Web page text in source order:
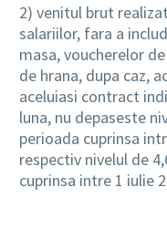
2) venitul brut
salariilor, fara a
masa, voucherelor
de hrana, dupa caz,
aceluiasi contract
luna, nu depaseste
perioada cuprinsa
respectiv nivelul de
cuprinsa intre 1 iulie